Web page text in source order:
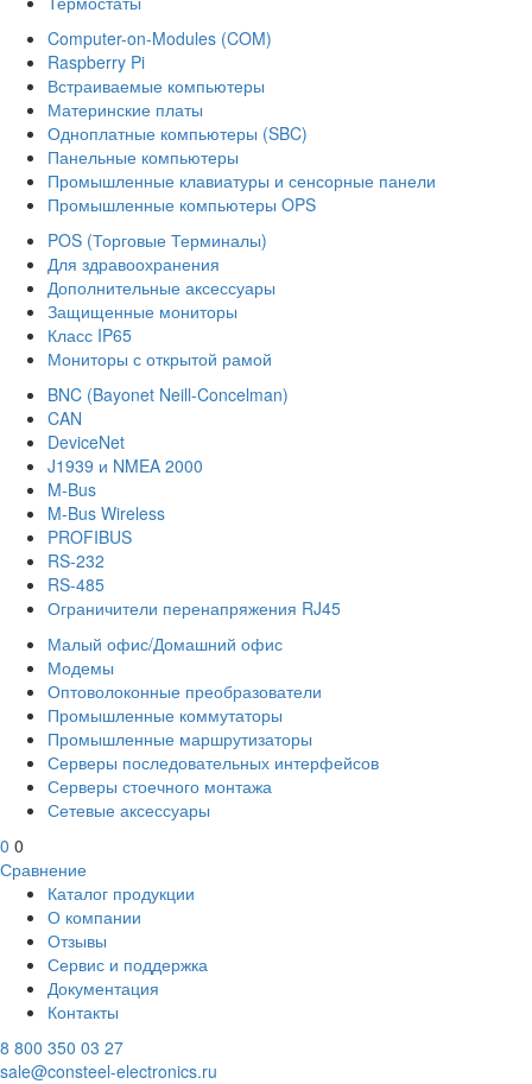
Computer-on-Modules (COM)
Raspberry Pi
Встраиваемые компьютеры
Материнские платы
Одноплатные компьютеры (SBC)
Панельные компьютеры
Промышленные клавиатуры и сенсорные панели
Промышленные компьютеры OPS
POS (Торговые Терминалы)
Для здравоохранения
Дополнительные аксессуары
Защищенные мониторы
Класс IP65
Мониторы с открытой рамой
BNC (Bayonet Neill-Concelman)
CAN
DeviceNet
J1939 и NMEA 2000
M-Bus
M-Bus Wireless
PROFIBUS
RS-232
RS-485
Ограничители перенапряжения RJ45
Малый офис/Домашний офис
Модемы
Оптоволоконные преобразователи
Промышленные коммутаторы
Промышленные маршрутизаторы
Серверы последовательных интерфейсов
Серверы стоечного монтажа
Сетевые аксессуары
0 0
Сравнение
Каталог продукции
О компании
Отзывы
Сервис и поддержка
Документация
Контакты
8 800 350 03 27
sale@consteel-electronics.ru